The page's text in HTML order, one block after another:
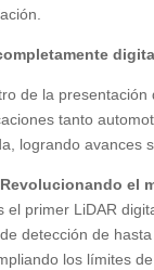
de la
tanto
logrando avances
Revolucionando el
el primer LiDAR
detección de
los límites